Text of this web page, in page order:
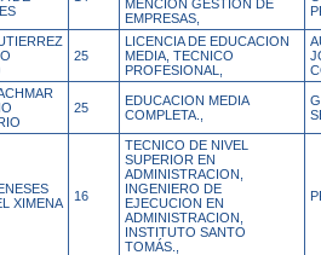
MENCION GESTION DE
EMPRESAS,
25
LICENCIA DE EDUCACION
MEDIA, TECNICO
PROFESIONAL,
25
EDUCACION MEDIA
COMPLETA.,
XIMENA
16
TECNICO DE NIVEL
SUPERIOR EN
ADMINISTRACION,
INGENIERO DE
EJECUCION EN
ADMINISTRACION,
INSTITUTO SANTO
TOMÁS.,